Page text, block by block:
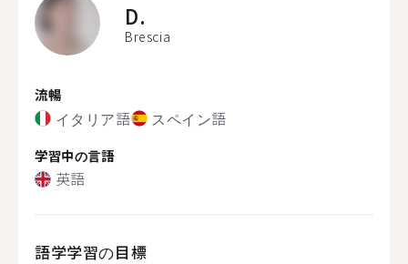
D.
Brescia
流暢
イタリア語 スペイン語
学習中の言語
英語
語学学習の目標